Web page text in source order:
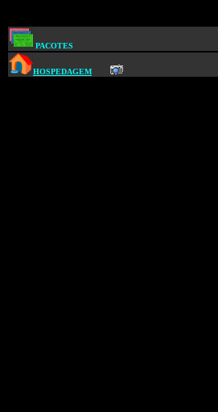
PACOTES
HOSPEDAGEM